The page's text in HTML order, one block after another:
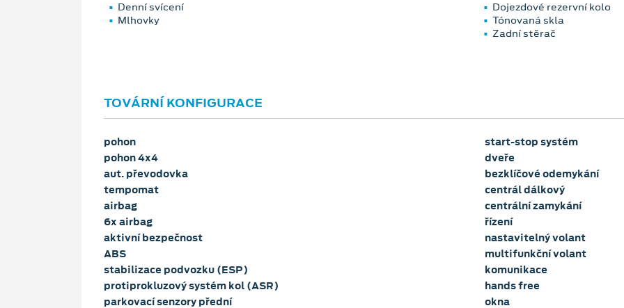
Denní svícení
Mlhovky
Dojezdové rezervní kolo
Tónovaná skla
Zadní stěrač
TOVÁRNÍ KONFIGURACE
pohon
pohon 4x4
aut. převodovka
tempomat
airbag
6x airbag
aktivní bezpečnost
ABS
stabilizace podvozku (ESP)
protiprokluzový systém kol (ASR)
parkovací senzory přední
start-stop systém
dveře
bezklíčové odemykání
centrál dálkový
centrální zamykání
řízení
nastavitelný volant
multifunkční volant
komunikace
hands free
okna